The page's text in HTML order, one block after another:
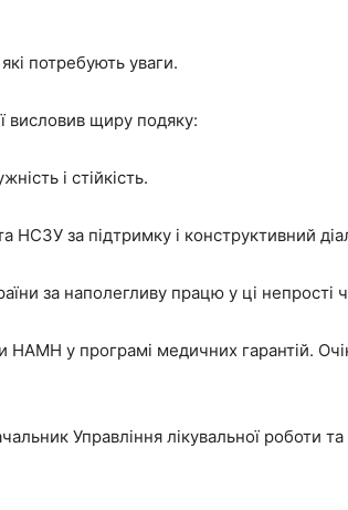
потребують уваги.
висловив щиру подяку:
і стійкість.
за підтримку і конструктивний
за наполегливу працю у ці непрості
НАМН у програмі медичних гарантій.
Управління лікувальної роботи та